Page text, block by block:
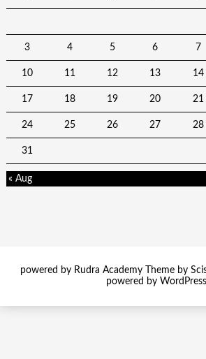
3 4 5 6 7
10 11 12 13 14
17 18 19 20 21
24 25 26 27 28
31
« Aug
powered by Rudra Academy Theme by
powered by WordPress